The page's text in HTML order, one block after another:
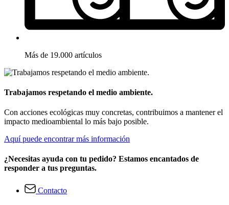
Más de 19.000 artículos
Trabajamos respetando el medio ambiente.
Con acciones ecológicas muy concretas, contribuimos a mantener el
impacto medioambiental lo más bajo posible.
Aquí puede encontrar más información
¿Necesitas ayuda con tu pedido? Estamos encantados de
responder a tus preguntas.
Contacto